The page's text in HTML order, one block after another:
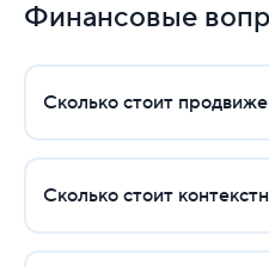
Почта
Партнерская
Финансовые
Сколько стоит
Сколько стоит